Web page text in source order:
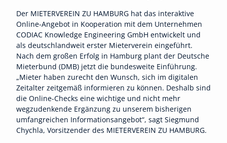
Der MIETERVEREIN ZU HAMBURG hat das interaktive
Online-Angebot in Kooperation mit dem Unternehmen
CODIAC Knowledge Engineering GmbH entwickelt und
als deutschlandweit erster Mieterverein eingeführt.
Nach dem großen Erfolg in Hamburg plant der Deutsche
Mieterbund (DMB) jetzt die bundesweite Einführung.
„Mieter haben zurecht den Wunsch, sich im digitalen
Zeitalter zeitgemäß informieren zu können. Deshalb sind
die Online-Checks eine wichtige und nicht mehr
wegzudenkende Ergänzung zu unserem bisherigen
umfangreichen Informationsangebot“, sagt Siegmund
Chychla, Vorsitzender des MIETERVEREIN ZU HAMBURG.